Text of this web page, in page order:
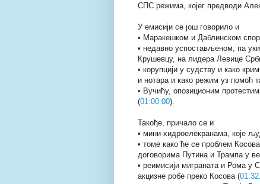
СПС режима, којег предводи
У емисији се још говорило и
• Маракешком и Даблинском
• недавно успостављеном, па
Крушевцу, на лидера Левице
• корупцији у судству и како
и нотара и како режим уз помоћ
• Вучићу, опозиционим
(01:00:00).
Такође, причало се и
• мини-хидроелекранама, које
• томе како ће се проблем
договорима Путина и Трампа у
• реимисији миграната и Рома у
акцизне робе преко Косова (